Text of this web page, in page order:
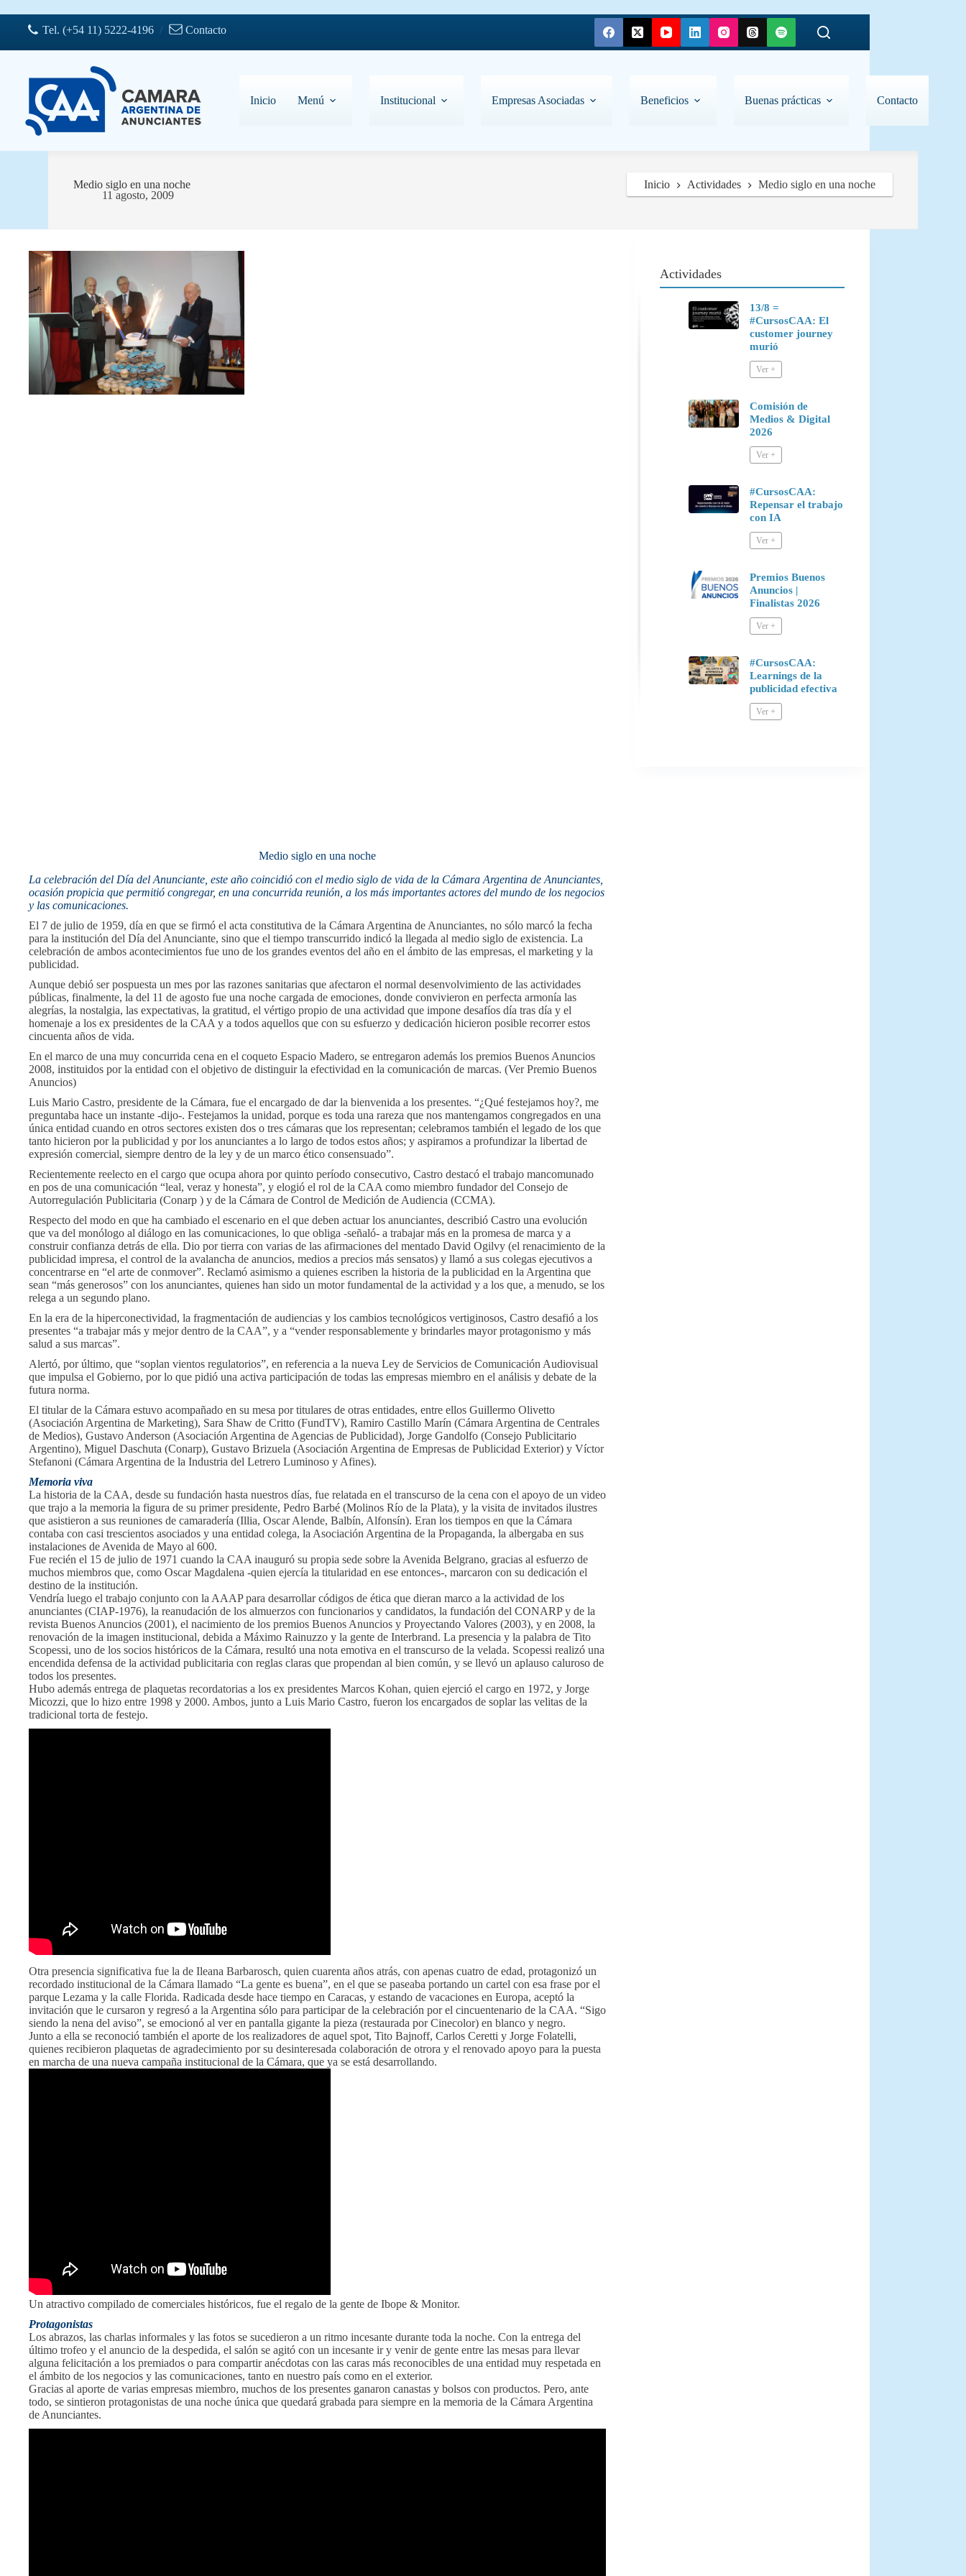
al
contenidoTel. (+54 11) 5222-4196/ Contacto
Inicio Menú Institucional Empresas Asociadas Beneficios Buenas prácticas Contacto
Medio siglo en una noche
11 agosto, 2009
Inicio Actividades Medio siglo en una noche
Medio siglo en una noche
La celebración del Día del Anunciante, este año coincidió con el medio siglo de vida de la Cámara Argentina de Anunciantes,
ocasión propicia que permitió congregar, en una concurrida reunión, a los más importantes actores del mundo de los negocios
y las comunicaciones.
El 7 de julio de 1959, día en que se firmó el acta constitutiva de la Cámara Argentina de Anunciantes, no sólo marcó la fecha
para la institución del Día del Anunciante, sino que el tiempo transcurrido indicó la llegada al medio siglo de existencia. La
celebración de ambos acontecimientos fue uno de los grandes eventos del año en el ámbito de las empresas, el marketing y la
publicidad.
Aunque debió ser pospuesta un mes por las razones sanitarias que afectaron el normal desenvolvimiento de las actividades
públicas, finalmente, la del 11 de agosto fue una noche cargada de emociones, donde convivieron en perfecta armonía las
alegrías, la nostalgia, las expectativas, la gratitud, el vértigo propio de una actividad que impone desafíos día tras día y el
homenaje a los ex presidentes de la CAA y a todos aquellos que con su esfuerzo y dedicación hicieron posible recorrer estos
cincuenta años de vida.
En el marco de una muy concurrida cena en el coqueto Espacio Madero, se entregaron además los premios Buenos Anuncios
2008, instituidos por la entidad con el objetivo de distinguir la efectividad en la comunicación de marcas. (Ver Premio Buenos
Anuncios)
Luis Mario Castro, presidente de la Cámara, fue el encargado de dar la bienvenida a los presentes. “¿Qué festejamos hoy?, me
preguntaba hace un instante -dijo-. Festejamos la unidad, porque es toda una rareza que nos mantengamos congregados en una
única entidad cuando en otros sectores existen dos o tres cámaras que los representan; celebramos también el legado de los que
tanto hicieron por la publicidad y por los anunciantes a lo largo de todos estos años; y aspiramos a profundizar la libertad de
expresión comercial, siempre dentro de la ley y de un marco ético consensuado”.
Recientemente reelecto en el cargo que ocupa ahora por quinto período consecutivo, Castro destacó el trabajo mancomunado
en pos de una comunicación “leal, veraz y honesta”, y elogió el rol de la CAA como miembro fundador del Consejo de
Autorregulación Publicitaria (Conarp ) y de la Cámara de Control de Medición de Audiencia (CCMA).
Respecto del modo en que ha cambiado el escenario en el que deben actuar los anunciantes, describió Castro una evolución
que va del monólogo al diálogo en las comunicaciones, lo que obliga -señaló- a trabajar más en la promesa de marca y a
construir confianza detrás de ella. Dio por tierra con varias de las afirmaciones del mentado David Ogilvy (el renacimiento de la
publicidad impresa, el control de la avalancha de anuncios, medios a precios más sensatos) y llamó a sus colegas ejecutivos a
concentrarse en “el arte de conmover”. Reclamó asimismo a quienes escriben la historia de la publicidad en la Argentina que
sean “más generosos” con los anunciantes, quienes han sido un motor fundamental de la actividad y a los que, a menudo, se los
relega a un segundo plano.
En la era de la hiperconectividad, la fragmentación de audiencias y los cambios tecnológicos vertiginosos, Castro desafió a los
presentes “a trabajar más y mejor dentro de la CAA”, y a “vender responsablemente y brindarles mayor protagonismo y más
salud a sus marcas”.
Alertó, por último, que “soplan vientos regulatorios”, en referencia a la nueva Ley de Servicios de Comunicación Audiovisual
que impulsa el Gobierno, por lo que pidió una activa participación de todas las empresas miembro en el análisis y debate de la
futura norma.
El titular de la Cámara estuvo acompañado en su mesa por titulares de otras entidades, entre ellos Guillermo Olivetto
(Asociación Argentina de Marketing), Sara Shaw de Critto (FundTV), Ramiro Castillo Marín (Cámara Argentina de Centrales
de Medios), Gustavo Anderson (Asociación Argentina de Agencias de Publicidad), Jorge Gandolfo (Consejo Publicitario
Argentino), Miguel Daschuta (Conarp), Gustavo Brizuela (Asociación Argentina de Empresas de Publicidad Exterior) y Víctor
Stefanoni (Cámara Argentina de la Industria del Letrero Luminoso y Afines).
Memoria viva
La historia de la CAA, desde su fundación hasta nuestros días, fue relatada en el transcurso de la cena con el apoyo de un video
que trajo a la memoria la figura de su primer presidente, Pedro Barbé (Molinos Río de la Plata), y la visita de invitados ilustres
que asistieron a sus reuniones de camaradería (Illia, Oscar Alende, Balbín, Alfonsín). Eran los tiempos en que la Cámara
contaba con casi trescientos asociados y una entidad colega, la Asociación Argentina de la Propaganda, la albergaba en sus
instalaciones de Avenida de Mayo al 600.
Fue recién el 15 de julio de 1971 cuando la CAA inauguró su propia sede sobre la Avenida Belgrano, gracias al esfuerzo de
muchos miembros que, como Oscar Magdalena -quien ejercía la titularidad en ese entonces-, marcaron con su dedicación el
destino de la institución.
Vendría luego el trabajo conjunto con la AAAP para desarrollar códigos de ética que dieran marco a la actividad de los
anunciantes (CIAP-1976), la reanudación de los almuerzos con funcionarios y candidatos, la fundación del CONARP y de la
revista Buenos Anuncios (2001), el nacimiento de los premios Buenos Anuncios y Proyectando Valores (2003), y en 2008, la
renovación de la imagen institucional, debida a Máximo Rainuzzo y la gente de Interbrand. La presencia y la palabra de Tito
Scopessi, uno de los socios históricos de la Cámara, resultó una nota emotiva en el transcurso de la velada. Scopessi realizó una
encendida defensa de la actividad publicitaria con reglas claras que propendan al bien común, y se llevó un aplauso caluroso de
todos los presentes.
Hubo además entrega de plaquetas recordatorias a los ex presidentes Marcos Kohan, quien ejerció el cargo en 1972, y Jorge
Micozzi, que lo hizo entre 1998 y 2000. Ambos, junto a Luis Mario Castro, fueron los encargados de soplar las velitas de la
tradicional torta de festejo.
Otra presencia significativa fue la de Ileana Barbarosch, quien cuarenta años atrás, con apenas cuatro de edad, protagonizó un
recordado institucional de la Cámara llamado “La gente es buena”, en el que se paseaba portando un cartel con esa frase por el
parque Lezama y la calle Florida. Radicada desde hace tiempo en Caracas, y estando de vacaciones en Europa, aceptó la
invitación que le cursaron y regresó a la Argentina sólo para participar de la celebración por el cincuentenario de la CAA. “Sigo
siendo la nena del aviso”, se emocionó al ver en pantalla gigante la pieza (restaurada por Cinecolor) en blanco y negro.
Junto a ella se reconoció también el aporte de los realizadores de aquel spot, Tito Bajnoff, Carlos Ceretti y Jorge Folatelli,
quienes recibieron plaquetas de agradecimiento por su desinteresada colaboración de otrora y el renovado apoyo para la puesta
en marcha de una nueva campaña institucional de la Cámara, que ya se está desarrollando.
Un atractivo compilado de comerciales históricos, fue el regalo de la gente de Ibope & Monitor.
Protagonistas
Los abrazos, las charlas informales y las fotos se sucedieron a un ritmo incesante durante toda la noche. Con la entrega del
último trofeo y el anuncio de la despedida, el salón se agitó con un incesante ir y venir de gente entre las mesas para llevar
alguna felicitación a los premiados o para compartir anécdotas con las caras más reconocibles de una entidad muy respetada en
el ámbito de los negocios y las comunicaciones, tanto en nuestro país como en el exterior.
Gracias al aporte de varias empresas miembro, muchos de los presentes ganaron canastas y bolsos con productos. Pero, ante
todo, se sintieron protagonistas de una noche única que quedará grabada para siempre en la memoria de la Cámara Argentina
de Anunciantes.
Actividades
13/8 =
#CursosCAA: El
customer journey
murió
Comisión de
Medios & Digital
2026
#CursosCAA:
Repensar el trabajo
con IA
Premios Buenos
Anuncios |
Finalistas 2026
#CursosCAA:
Learnings de la
publicidad efectiva